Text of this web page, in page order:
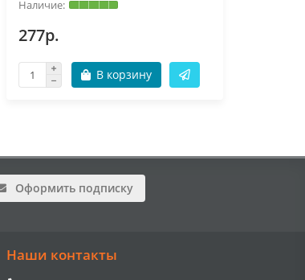
277р.
В корзину
Оформить подписку
Наши контакты